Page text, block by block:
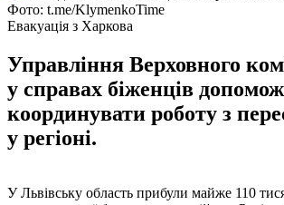
Фото: t.me/KlymenkoTime
Евакуація з Харкова
Управління Верховного
у справах біженців
координувати роботу з
у регіоні.
У Львівську область прибули майже 110